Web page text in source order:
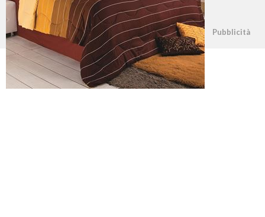
©2026 - casapratica.net - p.iva 03338800984 Pubblicità